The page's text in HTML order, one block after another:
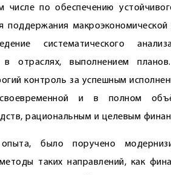
по обеспечению
систематического
в отраслях, выполнением
контроль за успешным
и в полном
рациональным и целевым
было поручено
таких направлений, как